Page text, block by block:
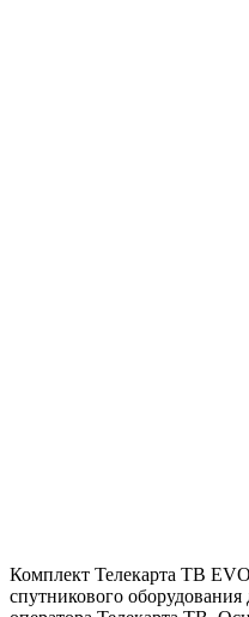
Комплект Телекарта ТВ
спутникового оборудования